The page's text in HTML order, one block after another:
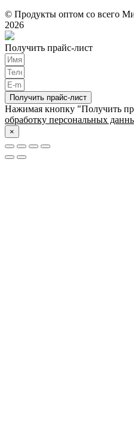
© Продукты оптом со всего
2026
Получить прайс-лист
Получить прайс-лист
Нажимая кнопку "Получить
обработку персональных
×